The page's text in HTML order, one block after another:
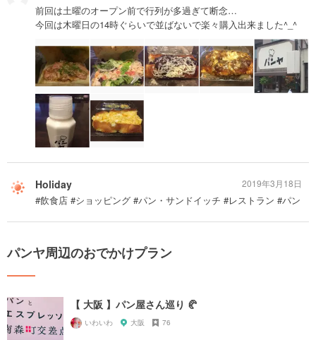
前回は土曜のオープン前で行列が多過ぎて断念…
今回は木曜日の14時ぐらいで並ばないで楽々購入出来ました^_^
Holiday
#飲食店 #ショッピング #パン・サンドイッチ #レストラン #パン
2019年3月18日
パンヤ周辺のおでかけプラン
【 大阪 】パン屋さん巡り 🥐
いわいわ 大阪 76